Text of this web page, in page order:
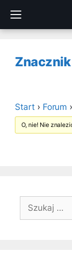
treści
Start › Forum ›
O, nie! Nie
Szukaj: